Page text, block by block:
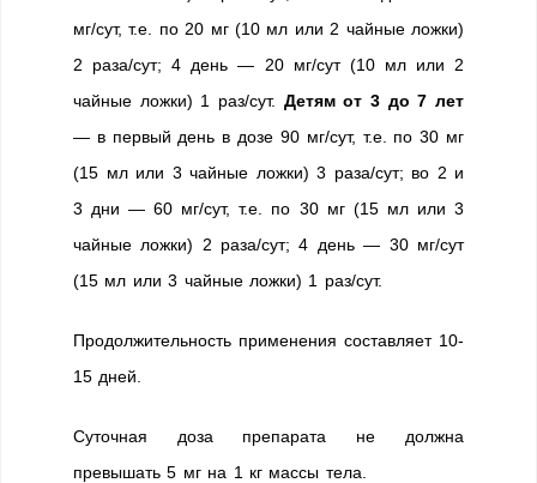
мг/сут, т.е. по 20 мг (10 мл или 2 чайные ложки)
2 раза/сут; 4 день — 20 мг/сут (10 мл или 2
чайные ложки) 1 раз/сут. Детям от 3 до 7 лет
— в первый день в дозе 90 мг/сут, т.е. по 30 мг
(15 мл или 3 чайные ложки) 3 раза/сут; во 2 и
3 дни — 60 мг/сут, т.е. по 30 мг (15 мл или 3
чайные ложки) 2 раза/сут; 4 день — 30 мг/сут
(15 мл или 3 чайные ложки) 1 раз/сут.
Продолжительность применения составляет 10-
15 дней.
Суточная доза препарата не должна
превышать 5 мг на 1 кг массы тела.